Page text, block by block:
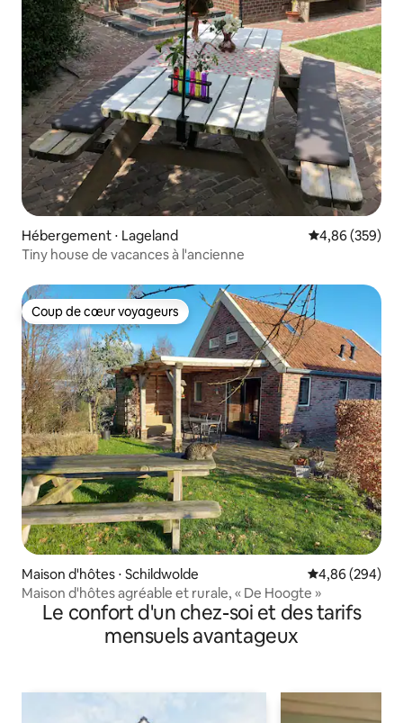
Hébergement ⋅ Lageland Évaluation
4,86 (359)
Tiny house de vacances à l'ancienne
Coup de cœur voyageurs
Coup de cœur voyageurs
Maison d'hôtes ⋅ Schildwolde Évaluation
4,86 (294)
Maison d'hôtes agréable et rurale, « De Hoogte »
Le confort d'un chez-soi et des tarifs
mensuels avantageux